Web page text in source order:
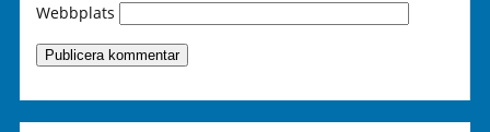
Webbplats